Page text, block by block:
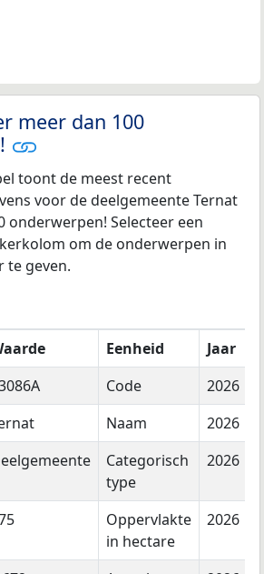
meer dan 100
toont de meest recent
voor de deelgemeente Ternat
onderwerpen! Selecteer een
om de onderwerpen in
te geven.
Eenheid
Jaar
Code
2026
Naam
2026
Categorisch
type
2026
Oppervlakte
in hectare
2026